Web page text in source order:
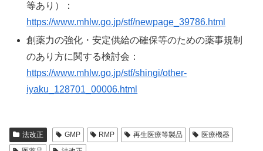
等あり）：
https://www.mhlw.go.jp/stf/newpage_39786.html
創薬力の強化・安定供給の確保等のための薬事規制
のあり方に関する検討会：
https://www.mhlw.go.jp/stf/shingi/other-
iyaku_128701_00006.html
法改正 GMP RMP 再生医療等製品
医療機器